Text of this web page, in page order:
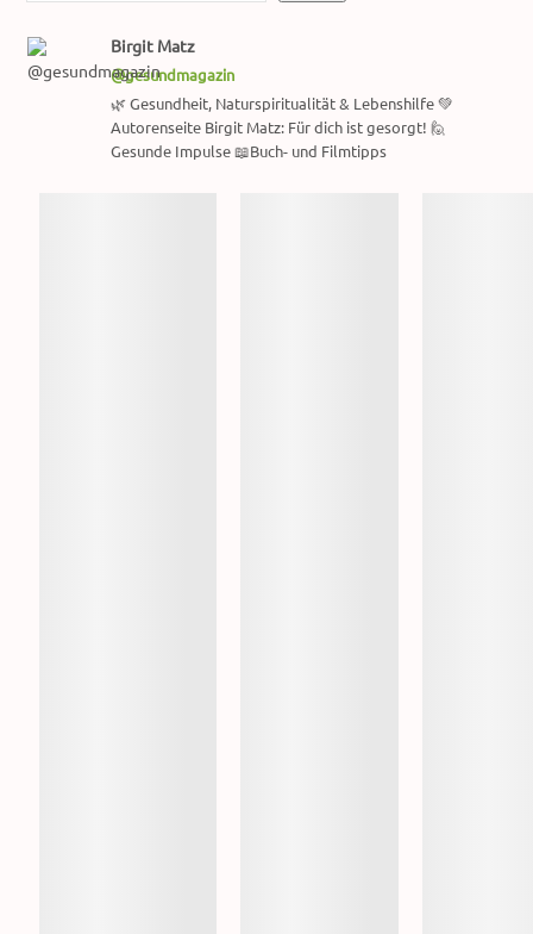
Birgit Matz
@gesundmagazin
🌿 Gesundheit, Naturspiritualität & Lebenshilfe 💚
Autorenseite Birgit Matz: Für dich ist gesorgt! 🙋
Gesunde Impulse 📖Buch- und Filmtipps